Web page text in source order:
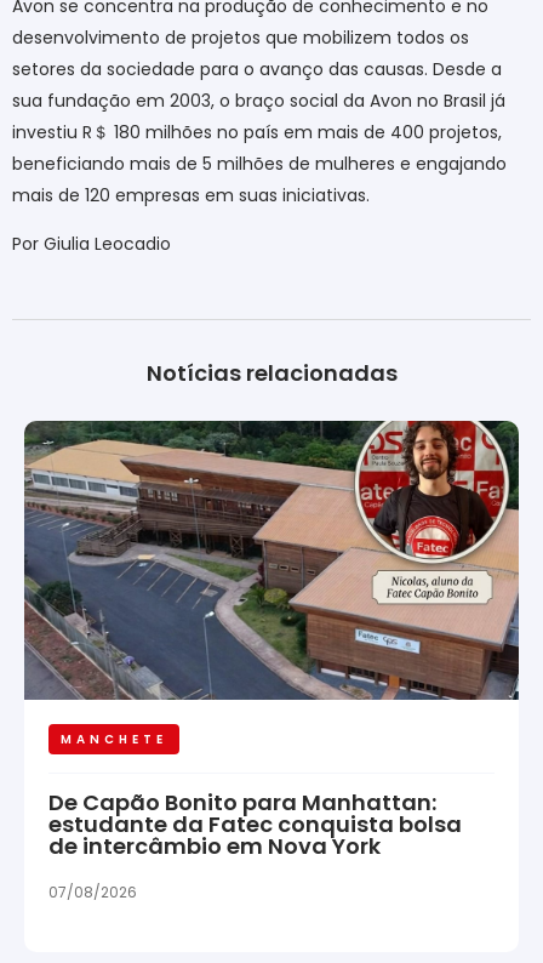
Avon se concentra na produção de conhecimento e no
desenvolvimento de projetos que mobilizem todos os
setores da sociedade para o avanço das causas. Desde a
sua fundação em 2003, o braço social da Avon no Brasil já
investiu R ＄ 180 milhões no país em mais de 400 projetos,
beneficiando mais de 5 milhões de mulheres e engajando
mais de 120 empresas em suas iniciativas.
Por Giulia Leocadio
Notícias relacionadas
MANCHETE
De Capão Bonito para Manhattan:
estudante da Fatec conquista bolsa
de intercâmbio em Nova York
07/08/2026